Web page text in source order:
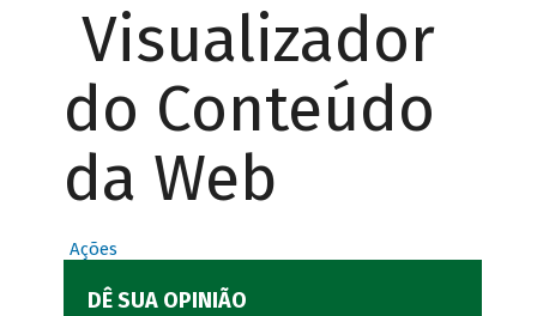
Visualizador
do Conteúdo
da Web
Ações
DÊ SUA OPINIÃO